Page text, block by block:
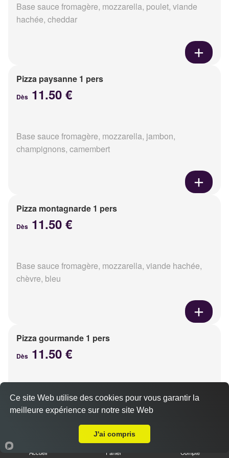
Base sauce fromagère, mozzarella, poulet, viande
hachée, cheddar
Pizza paysanne 1 pers
Dès 11.50 €
Base sauce fromagère, mozzarella, jambon,
champignons, camembert
Pizza montagnarde 1 pers
Dès 11.50 €
Base sauce fromagère, mozzarella, viande hachée,
chèvre, bleu
Pizza gourmande 1 pers
Dès 11.50 €
Base sauce fromagère, mozzarella, jambon, poulet,
pommes de terre, oignons
Accueil Panier Compte
Ce site Web utilise des cookies pour vous garantir la
meilleure expérience sur notre site Web
J'ai compris